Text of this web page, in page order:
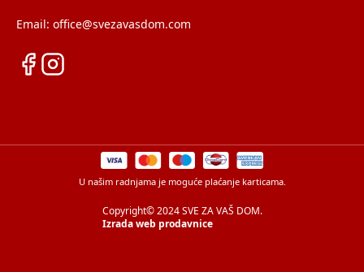
Email: office@svezavasdom.com
U našim radnjama je moguće plaćanje karticama.
Copyright© 2024 SVE ZA VAŠ DOM.
Izrada web prodavnice